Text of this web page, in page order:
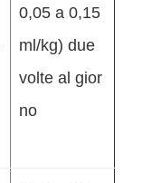
0,05 a 0,15
ml/kg) due
volte al gior
no